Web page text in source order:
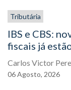
Tributária
IBS e CBS:
fiscais já
Carlos Victor
06Agosto, 2026